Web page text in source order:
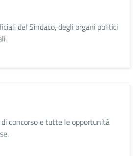
del Sindaco, degli organi politici
di concorso e tutte le opportunità